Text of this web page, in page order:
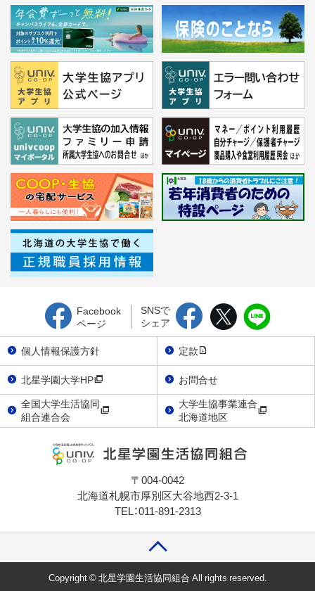
Facebook
ページ
SNSで
シェア
個人情報保護方針
定款
北星学園大学HP
お問合せ
全国大学生活協同
組合連合会
大学生協事業連合
北海道地区
〒004-0042
北海道札幌市厚別区大谷地西2-3-1
TEL：011-891-2313
Copyright © 北星学園生活協同組合 All rights reserved.